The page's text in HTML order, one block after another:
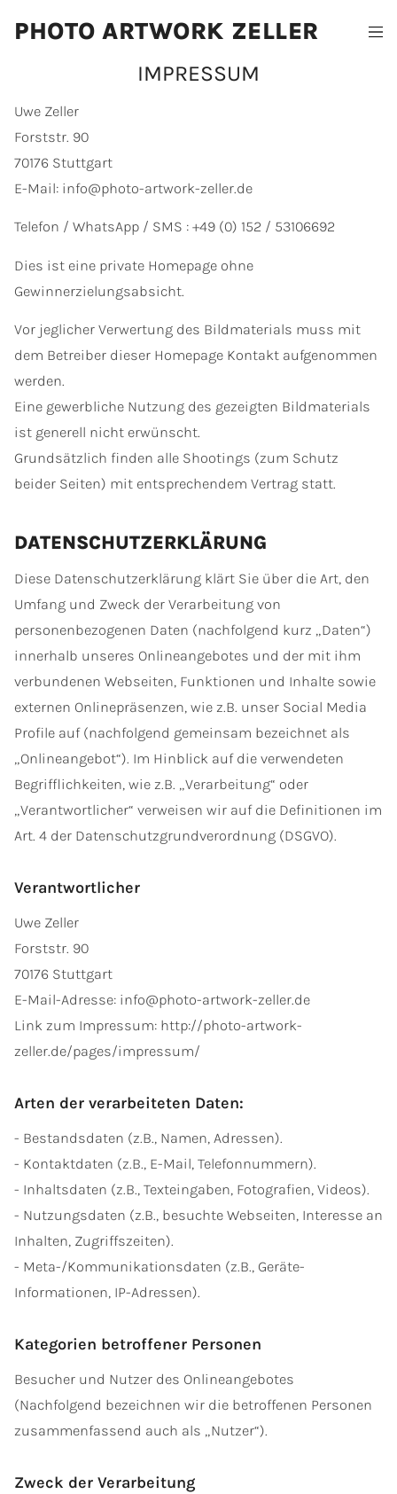
PHOTO ARTWORK ZELLER
IMPRESSUM
Uwe Zeller
Forststr. 90
70176 Stuttgart
E-Mail: info@photo-artwork-zeller.de
Telefon / WhatsApp / SMS : +49 (0) 152 / 53106692
Dies ist eine private Homepage ohne
Gewinnerzielungsabsicht.
Vor jeglicher Verwertung des Bildmaterials muss mit
dem Betreiber dieser Homepage Kontakt aufgenommen
werden.
Eine gewerbliche Nutzung des gezeigten Bildmaterials
ist generell nicht erwünscht.
Grundsätzlich finden alle Shootings (zum Schutz
beider Seiten) mit entsprechendem Vertrag statt.
DATENSCHUTZERKLÄRUNG
Diese Datenschutzerklärung klärt Sie über die Art, den
Umfang und Zweck der Verarbeitung von
personenbezogenen Daten (nachfolgend kurz „Daten“)
innerhalb unseres Onlineangebotes und der mit ihm
verbundenen Webseiten, Funktionen und Inhalte sowie
externen Onlinepräsenzen, wie z.B. unser Social Media
Profile auf (nachfolgend gemeinsam bezeichnet als
„Onlineangebot“). Im Hinblick auf die verwendeten
Begrifflichkeiten, wie z.B. „Verarbeitung“ oder
„Verantwortlicher“ verweisen wir auf die Definitionen im
Art. 4 der Datenschutzgrundverordnung (DSGVO).
Verantwortlicher
Uwe Zeller
Forststr. 90
70176 Stuttgart
E-Mail-Adresse: info@photo-artwork-zeller.de
Link zum Impressum: http://photo-artwork-
zeller.de/pages/impressum/
Arten der verarbeiteten Daten:
- Bestandsdaten (z.B., Namen, Adressen).
- Kontaktdaten (z.B., E-Mail, Telefonnummern).
- Inhaltsdaten (z.B., Texteingaben, Fotografien, Videos).
- Nutzungsdaten (z.B., besuchte Webseiten, Interesse an
Inhalten, Zugriffszeiten).
- Meta-/Kommunikationsdaten (z.B., Geräte-
Informationen, IP-Adressen).
Kategorien betroffener Personen
Besucher und Nutzer des Onlineangebotes
(Nachfolgend bezeichnen wir die betroffenen Personen
zusammenfassend auch als „Nutzer“).
Zweck der Verarbeitung